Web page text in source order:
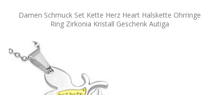
Damen Schmuck Set Kette Herz Heart Halskette Ohrringe
Ring Zirkonia Kristall Geschenk Autiga